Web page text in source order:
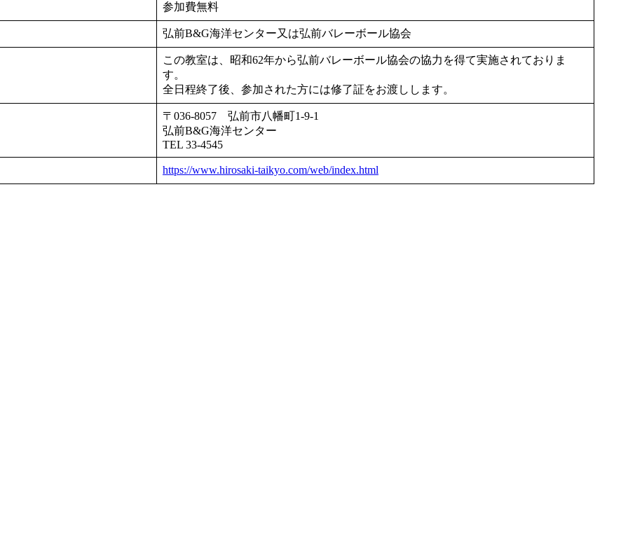
参加費無料
弘前B&G海洋センター又は弘前バレーボール協会
この教室は、昭和62年から弘前バレーボール協会の協力を得て実施されておりま
す。
全日程終了後、参加された方には修了証をお渡しします。
〒036-8057 弘前市八幡町1-9-1
弘前B&G海洋センター
TEL 33-4545
https://www.hirosaki-taikyo.com/web/index.html